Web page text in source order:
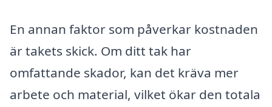
En annan faktor som påverkar kostnaden
är takets skick. Om ditt tak har
omfattande skador, kan det kräva mer
arbete och material, vilket ökar den totala